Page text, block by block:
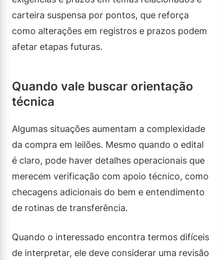
carteira suspensa por pontos, que reforça
como alterações em registros e prazos podem
afetar etapas futuras.
Quando vale buscar orientação
técnica
Algumas situações aumentam a complexidade
da compra em leilões. Mesmo quando o edital
é claro, pode haver detalhes operacionais que
merecem verificação com apoio técnico, como
checagens adicionais do bem e entendimento
de rotinas de transferência.
Quando o interessado encontra termos difíceis
de interpretar, ele deve considerar uma revisão